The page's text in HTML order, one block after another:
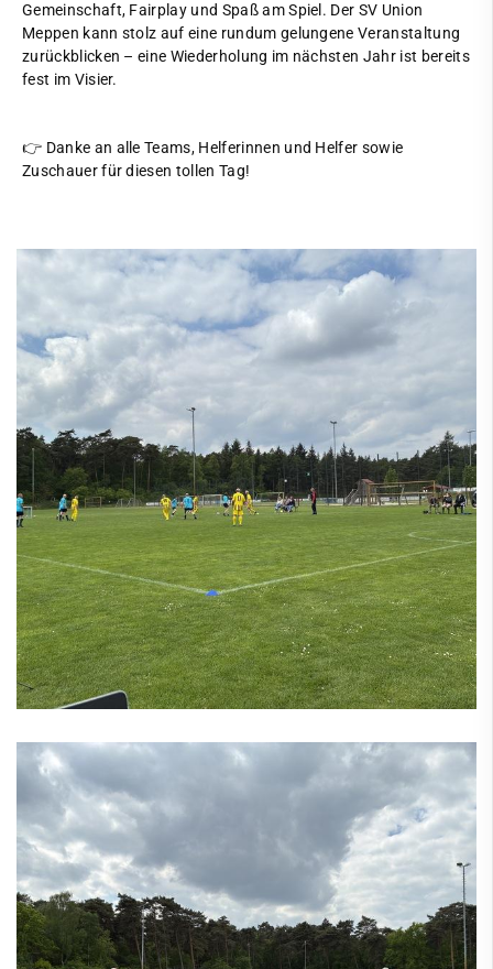
Gemeinschaft, Fairplay und Spaß am Spiel. Der SV Union
Meppen kann stolz auf eine rundum gelungene Veranstaltung
zurückblicken – eine Wiederholung im nächsten Jahr ist bereits
fest im Visier.
👉 Danke an alle Teams, Helferinnen und Helfer sowie
Zuschauer für diesen tollen Tag!